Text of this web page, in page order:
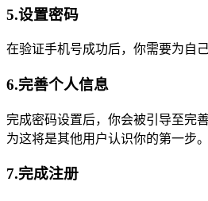
5.设置密码
在验证手机号成功后，你需要为自
6.完善个人信息
完成密码设置后，你会被引导至完
为这将是其他用户认识你的第一步。
7.完成注册